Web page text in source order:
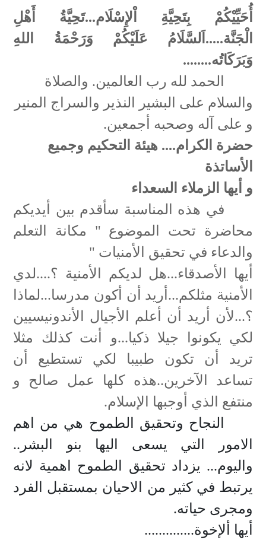
أُحَيِّيْكُمْ بِتَحِيَّةِ اْلإِسْلَام...تَحِيَّةُ أَهْلِ
الْجَنَّة.....اَلسَّلَامُ عَلَيْكُمْ وَرَحْمَةُ اللهِ
وَبَرَكَاتُه........
الحمد لله رب العالمين. والصلاة
والسلام على البشير النذير والسراج المنير
و على آله وصحبه أجمعين.
حضرة الكرام.... هيئة التحكيم وجميع
الأساتذة
و أيها الزملاء السعداء
في هذه المناسبة سأقدم بين أيديكم
محاضرة تحت الموضوع " مكانة التعلم
والدعاء في تحقيق الأمنيات "
أيها الأصدقاء...هل لديكم الأمنية ؟....لدي
الأمنية مثلكم...أريد أن أكون مدرسا...لماذا
؟...لأن أريد أن أعلم الأجيال الأندونيسيين
لكي يكونوا جيلا ذكيا...و أنت كذلك مثلا
تريد أن تكون طبيبا لكي تستطيع أن
تساعد الآخرين..هذه كلها عمل صالح و
منتفع الذي أوجبها الإسلام.
النجاح وتحقيق الطموح هي من اهم
الامور التي يسعى اليها بنو البشر..
واليوم... يزداد تحقيق الطموح اهمية لانه
يرتبط في كثير من الاحيان بمستقبل الفرد
ومجرى حياته.
أيها ألإخوة..............